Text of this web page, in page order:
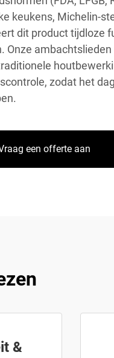
keukens, Michelin-
dit product tijdloze
Onze
zodat het
een offerte aan
&